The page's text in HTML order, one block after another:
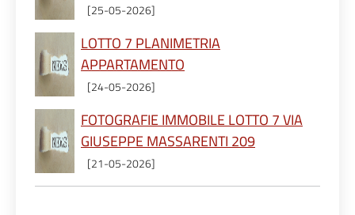
[25-05-2026]
LOTTO 7 PLANIMETRIA
APPARTAMENTO
[24-05-2026]
FOTOGRAFIE IMMOBILE LOTTO 7 VIA
GIUSEPPE MASSARENTI 209
[21-05-2026]